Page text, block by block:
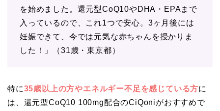
を始めました。還元型CoQ10やDHA・EPAまで
入っているので、これ1つで安心。3ヶ月後には
妊娠できて、今では元気な赤ちゃんを授かりま
した！」（31歳・東京都）
特に35歳以上の方やエネルギー不足を感じている方に
は、還元型CoQ10 100mg配合のCiQoniがおすすめで